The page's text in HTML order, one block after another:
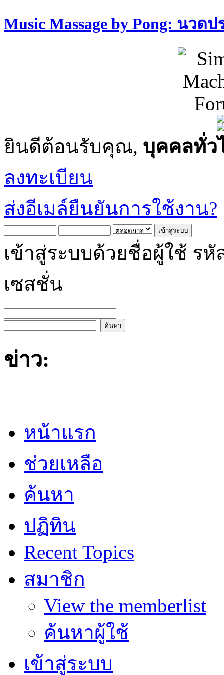
Music Massage by Pong: นวด
ยินดีต้อนรับคุณ, บุคคลทั่ว
ลงทะเบียน
ส่งอีเมล์ยืนยันการใช้งาน?
เข้าสู่ระบบด้วยชื่อผู้ใช้ รหั
เซสชั่น
ข่าว:
หน้าแรก
ช่วยเหลือ
ค้นหา
ปฏิทิน
Recent Topics
สมาชิก
View the memberlist
ค้นหาผู้ใช้
เข้าสู่ระบบ